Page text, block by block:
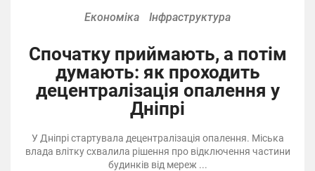
Економіка Інфраструктура
Спочатку приймають, а потім
думають: як проходить
децентралізація опалення у
Дніпрі
У Дніпрі стартувала децентралізація опалення. Міська
влада влітку схвалила рішення про відключення частини
будинків від мереж ...